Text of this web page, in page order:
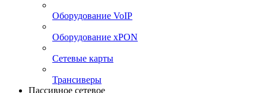
Оборудование VoIP
Оборудование xPON
Сетевые карты
Трансиверы
Пассивное сетевое